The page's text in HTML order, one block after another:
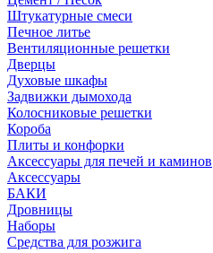
Штукатурные смеси
Печное литье
Вентиляционные решетки
Дверцы
Духовые шкафы
Задвижки дымохода
Колосниковые решетки
Короба
Плиты и конфорки
Аксессуары для печей и каминов
Аксессуары
БАКИ
Дровницы
Наборы
Средства для розжига